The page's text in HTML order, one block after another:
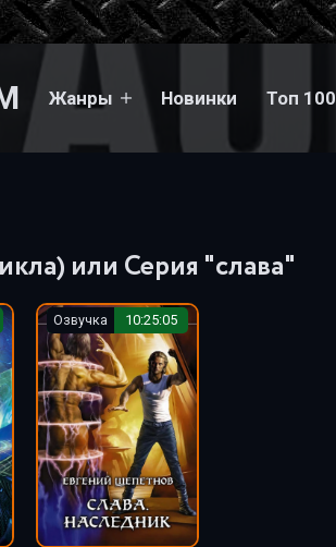
Жанры Новинки Топ 100
или Серия "слава"
Озвучка 10:25:05